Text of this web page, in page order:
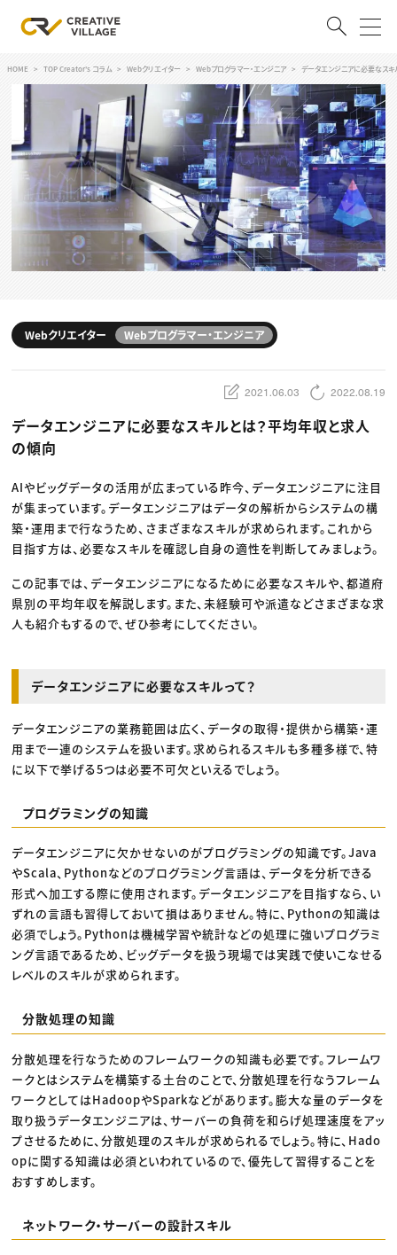
ログイン 会員登録
RECRUIT
クリエイター求人を探す
CREATIVE JOB求人検索
特集求人
採用説明会
スキルアップしたい！
デザイン
編集・ライティング
マーケティング
ディレクション
業界解説・キャリア事情
TOP Creator’s コラム
Webクリエイター
アプリクリエイター
ゲームクリエイター
映像クリエイター
クリエイターインタビュー
C＆R Magazine
セミナー
ニュース・トレンド トップ
Web
映像
ゲーム・エンタメ
広告
CREATIVE VILLAGEからのお知らせ
プロフェッショナル×つながる×メディア
HOME TOP Creator's コラム Webクリエイター Webプログラマー・エンジニア データエンジニアに必要なス
Webクリエイター Webプログラマー・エンジニア
2021.06.03 2022.08.19
データエンジニアに必要なスキルとは？平均年収と求人
の傾向
AIやビッグデータの活用が広まっている昨今、データエンジニアに注目
が集まっています。データエンジニアはデータの解析からシステムの構
築・運用まで行なうため、さまざまなスキルが求められます。これから
目指す方は、必要なスキルを確認し自身の適性を判断してみましょう。
この記事では、データエンジニアになるために必要なスキルや、都道府
県別の平均年収を解説します。また、未経験可や派遣などさまざまな求
人も紹介もするので、ぜひ参考にしてください。
データエンジニアに必要なスキルって？
データエンジニアの業務範囲は広く、データの取得・提供から構築・運
用まで一連のシステムを扱います。求められるスキルも多種多様で、特
に以下で挙げる5つは必要不可欠といえるでしょう。
プログラミングの知識
データエンジニアに欠かせないのがプログラミングの知識です。Java
やScala、Pythonなどのプログラミング言語は、データを分析できる
形式へ加工する際に使用されます。データエンジニアを目指すなら、い
ずれの言語も習得しておいて損はありません。特に、Pythonの知識は
必須でしょう。Pythonは機械学習や統計などの処理に強いプログラミ
ング言語であるため、ビッグデータを扱う現場では実践で使いこなせる
レベルのスキルが求められます。
分散処理の知識
分散処理を行なうためのフレームワークの知識も必要です。フレームワ
ークとはシステムを構築する土台のことで、分散処理を行なうフレーム
ワークとしてはHadoopやSparkなどがあります。膨大な量のデータを
取り扱うデータエンジニアは、サーバーの負荷を和らげ処理速度をアッ
プさせるために、分散処理のスキルが求められるでしょう。特に、Hado
opに関する知識は必須といわれているので、優先して習得することを
おすすめします。
ネットワーク・サーバーの設計スキル